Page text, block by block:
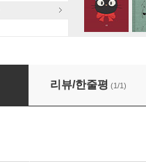
리뷰/한줄평 (1/1)